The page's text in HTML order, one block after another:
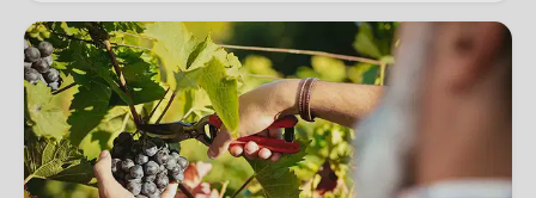
Bio Betriebe. Dieses Bild wurde mithilfe von KI verändert.